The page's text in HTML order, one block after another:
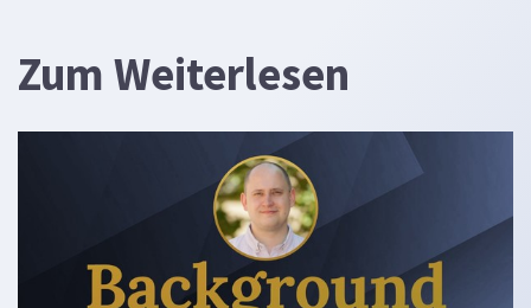
Zum Weiterlesen